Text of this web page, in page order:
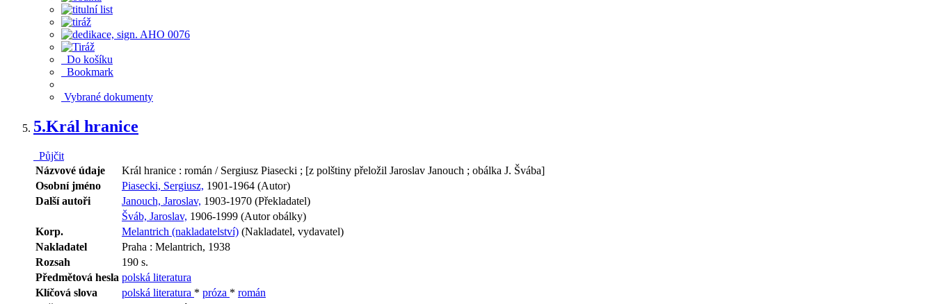
Do košíku
Bookmark
Vybrané dokumenty
5.Král hranice
Půjčit
Názvové údaje
Král hranice : román / Sergiusz Piasecki ; [z polštiny přeložil Jaroslav Janouch ; obálka J. Švába]
Osobní jméno
Piasecki, Sergiusz, 1901-1964 (Autor)
Další autoři
Janouch, Jaroslav, 1903-1970 (Překladatel)
Šváb, Jaroslav, 1906-1999 (Autor obálky)
Korp.
Melantrich (nakladatelství) (Nakladatel, vydavatel)
Nakladatel
Praha : Melantrich, 1938
Rozsah
190 s.
Předmětová hesla polská literatura
Klíčová slova
polská literatura * próza * román